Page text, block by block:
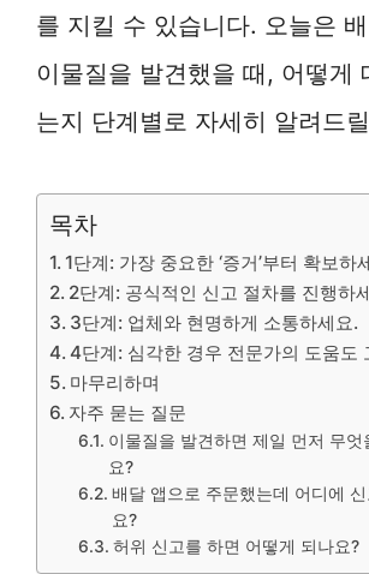
를 지킬 수 있습니다. 오늘은
이물질을 발견했을 때, 어떻게
는지 단계별로 자세히 알려드
목차
1단계: 가장 중요한 ‘증거’부터 확보하
2단계: 공식적인 신고 절차를 진행하
3단계: 업체와 현명하게 소통하세요.
4단계: 심각한 경우 전문가의 도움도
마무리하며
자주 묻는 질문
이물질을 발견하면 제일 먼저 무엇
요?
배달 앱으로 주문했는데 어디에
요?
허위 신고를 하면 어떻게 되나요?